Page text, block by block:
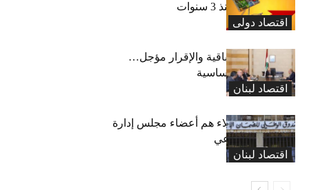
اقتصاد دولی
أعلى مستوى منذ 3 سنوات
اقتصاد لبنان
رسوم النفايات باقية والإقرار مؤجل…
واستثناء لمواد أساسية
اقتصاد لبنان
بعد 19 عاماً: هؤلاء هم أعضاء مجلس إدارة
الضمان الاجتماعي